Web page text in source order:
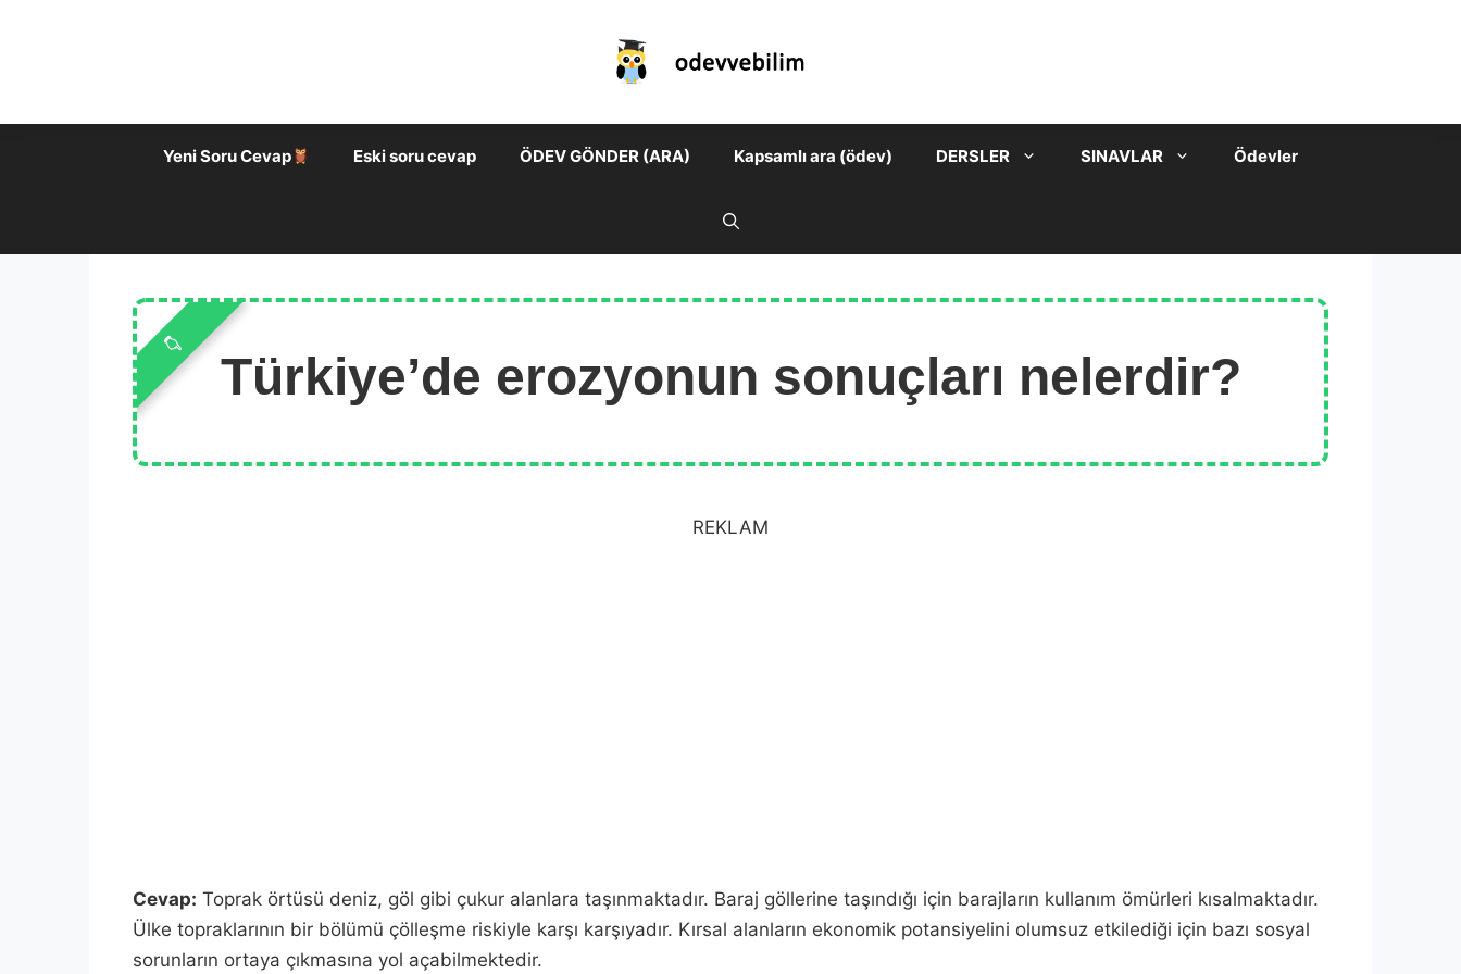
Yeni Soru Cevap Eski soru cevap ÖDEV GÖNDER (ARA) Kapsamlı ara (ödev) DERSLER SINAVLAR Ödevler
Türkiye’de erozyonun sonuçları nelerdir?
REKLAM
Cevap: Toprak örtüsü deniz, göl gibi çukur alanlara taşınmaktadır. Baraj göllerine taşındığı için barajların kullanım ömürleri kısalmaktadır.
Ülke topraklarının bir bölümü çölleşme riskiyle karşı karşıyadır. Kırsal alanların ekonomik potansiyelini olumsuz etkilediği için bazı sosyal
sorunların ortaya çıkmasına yol açabilmektedir.